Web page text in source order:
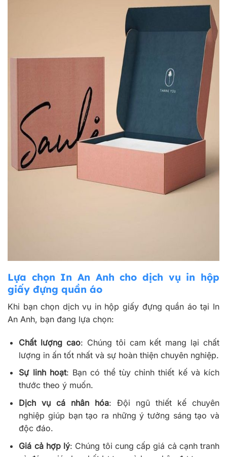
Lựa chọn In An Anh cho dịch vụ in hộp
giấy đựng quần áo
Khi bạn chọn dịch vụ in hộp giấy đựng quần áo tại In
An Anh, bạn đang lựa chọn:
Chất lượng cao: Chúng tôi cam kết mang lại chất
lượng in ấn tốt nhất và sự hoàn thiện chuyên nghiệp.
Sự linh hoạt: Bạn có thể tùy chỉnh thiết kế và kích
thước theo ý muốn.
Dịch vụ cá nhân hóa: Đội ngũ thiết kế chuyên
nghiệp giúp bạn tạo ra những ý tưởng sáng tạo và
độc đáo.
Giá cả hợp lý: Chúng tôi cung cấp giá cả cạnh tranh